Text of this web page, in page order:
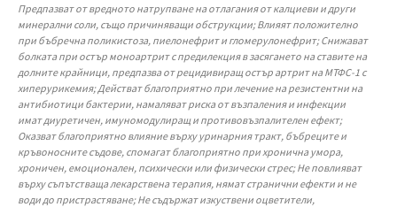
Предпазват от вредното натрупване на отлагания от калциеви и други
минерални соли, също причиняващи обструкции; Влияят положително
при бъбречна поликистоза, пиелонефрит и гломерулонефрит; Снижават
болката при остър моноартрит с предилекция в засягането на ставите на
долните крайници, предпазва от рецидивиращ остър артрит на МТФС-1 с
хиперурикемия; Действат благоприятно при лечение на резистентни на
антибиотици бактерии, намаляват риска от възпаления и инфекции
имат диуретичен, имуномодулиращ и противовъзпалителен ефект;
Оказват благоприятно влияние върху уринарния тракт, бъбреците и
кръвоносните съдове, спомагат благоприятно при хронична умора,
хроничен, емоционален, психически или физически стрес; Не повлияват
върху съпътстваща лекарствена терапия, нямат странични ефекти и не
води до пристрастяване; Не съдържат изкуствени оцветители,